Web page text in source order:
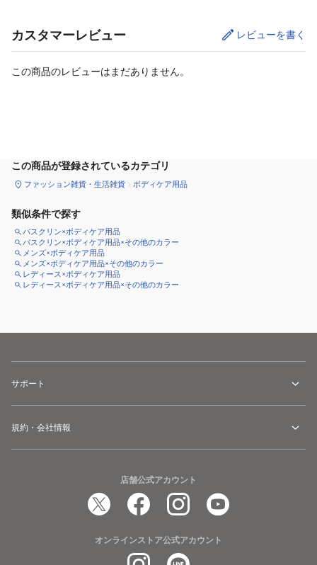
カスタマーレビュー レビューを書く
この商品のレビューはまだありません。
この商品が登録されているカテゴリ
ファッション雑貨・生活雑貨 ボディケア用品
類似条件で探す
バスクリン×ボディケア用品
バスクリン×ボディケア用品×その他のカラー
メンズ×ボディケア用品
メンズ×ボディケア用品×その他のカラー
レディース×ボディケア用品
レディース×ボディケア用品×その他のカラー
サポート
規約・会社情報
店舗公式アカウント
オンラインストア公式アカウント